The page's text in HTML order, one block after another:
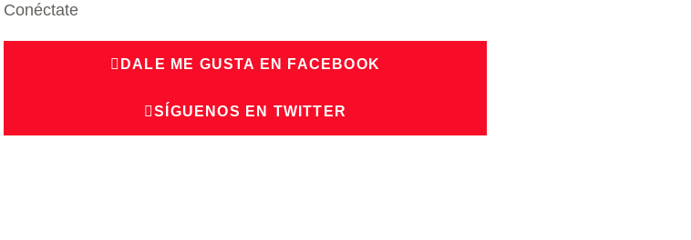
Conéctate
DALE ME GUSTA EN FACEBOOK
SÍGUENOS EN TWITTER